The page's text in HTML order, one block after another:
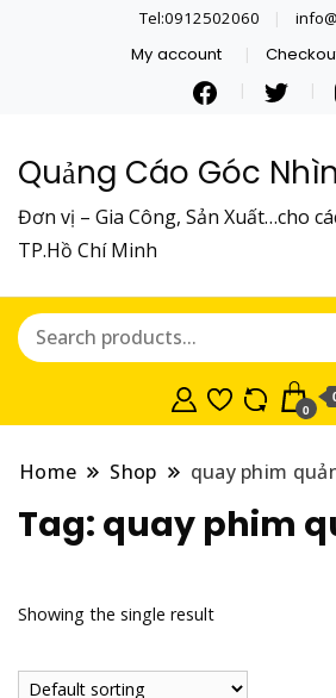
Tel:0912502060
My account
Quảng Cáo Góc Nhìn
Đơn vị – Gia Công, Sản Xuất…cho
TP.Hồ Chí Minh
0
Home Shop quay phim
Tag: quay phim
Showing the single result